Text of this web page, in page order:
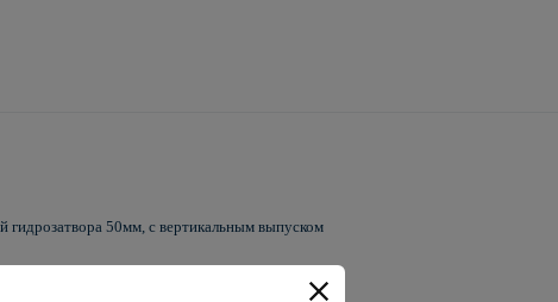
50мм, с вертикальным выпуском